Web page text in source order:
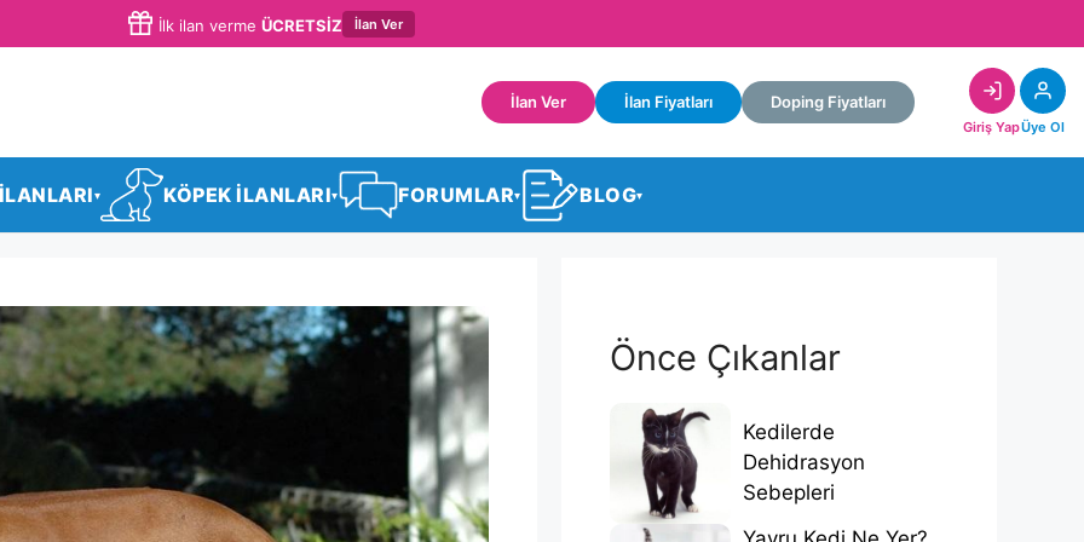
İlk ilan verme ÜCRETSİZ İlan Ver
İlan Ver İlan Fiyatları Doping Fiyatları
Giriş YapÜye Ol
▾ KÖPEK İLANLARI▾ FORUMLAR▾ BLOG▾
Önce Çıkanlar
Kedilerde
Dehidrasyon
Sebepleri